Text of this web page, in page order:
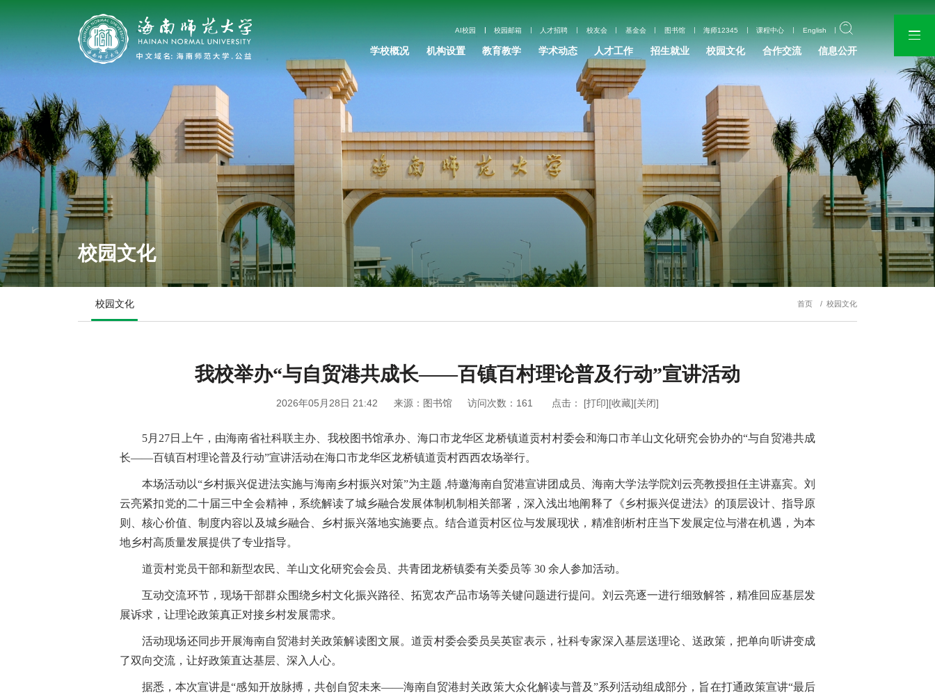
AI校园 校园邮箱 人才招聘 校友会 基金会 图书馆 海师12345 课程中心 English
学校概况 机构设置 教育教学 学术动态 人才工作 招生就业 校园文化 合作交流 信息公开
校园文化
首页 校园文化
校园文化
我校举办“与自贸港共成长——百镇百村理论普及行动”宣讲活动
2026年05月28日 21:42 来源：图书馆 访问次数： 161 点击： [打印][收藏][关闭]
5月27日上午，由海南省社科联主办、我校图书馆承办、海口市龙华区龙桥镇道贡村村委会和海口市羊山文化研究会协办的“与自贸港共成
长——百镇百村理论普及行动”宣讲活动在海口市龙华区龙桥镇道贡村西西农场举行。
本场活动以“乡村振兴促进法实施与海南乡村振兴对策”为主题 ,特邀海南自贸港宣讲团成员、海南大学法学院刘云亮教授担任主讲嘉宾。刘
云亮紧扣党的二十届三中全会精神，系统解读了城乡融合发展体制机制相关部署，深入浅出地阐释了《乡村振兴促进法》的顶层设计、指导原
则、核心价值、制度内容以及城乡融合、乡村振兴落地实施要点。结合道贡村区位与发展现状，精准剖析村庄当下发展定位与潜在机遇，为本
地乡村高质量发展提供了专业指导。
道贡村党员干部和新型农民、羊山文化研究会会员、共青团龙桥镇委有关委员等 30 余人参加活动。
互动交流环节，现场干部群众围绕乡村文化振兴路径、拓宽农产品市场等关键问题进行提问。刘云亮逐一进行细致解答，精准回应基层发
展诉求，让理论政策真正对接乡村发展需求。
活动现场还同步开展海南自贸港封关政策解读图文展。道贡村委会委员吴英宦表示，社科专家深入基层送理论、送政策，把单向听讲变成
了双向交流，让好政策直达基层、深入人心。
据悉，本次宣讲是“感知开放脉搏，共创自贸未来——海南自贸港封关政策大众化解读与普及”系列活动组成部分，旨在打通政策宣讲“最后